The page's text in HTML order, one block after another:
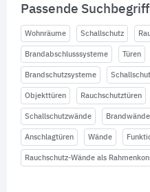
Passende
Wohnräume Schallschutz
Brandabschlusssysteme Türen
Brandschutzsysteme
Objekttüren Rauchschutztüren
Schallschutzwände Brandwände
Anschlagtüren Wände
Rauchschutz-Wände als